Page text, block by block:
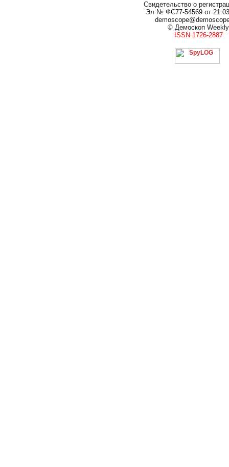
Свидетельство о
Эл № ФС77-54569 от
© Демоскоп Weekly
ISSN 1726-2887